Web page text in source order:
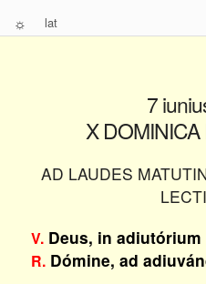
☼ lat
7
X
AD LAUDES
V.Deus, in adiutórium
R.Dómine, ad